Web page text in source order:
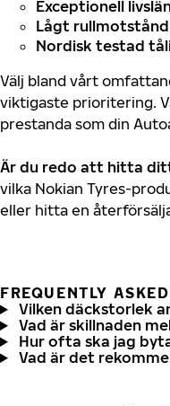
Exceptionell
Lågt rullmotstånd
Nordisk testad
Välj bland vårt
viktigaste prioritering.
prestanda som din
Är du redo att hitta
vilka Nokian Tyres-
eller hitta en
FREQUENTLY
Vilken däckstorlek
Vad är skillnaden
Hur ofta ska jag
Vad är det